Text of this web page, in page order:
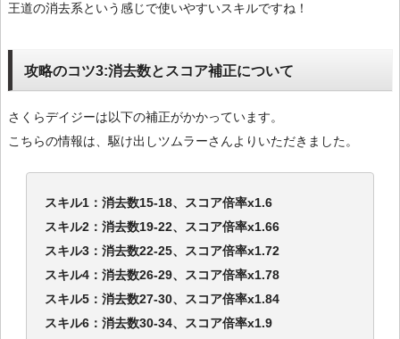
王道の消去系という感じで使いやすいスキルですね！
攻略のコツ3:消去数とスコア補正について
さくらデイジーは以下の補正がかかっています。
こちらの情報は、駆け出しツムラーさんよりいただきました。
スキル1：消去数15-18、スコア倍率x1.6
スキル2：消去数19-22、スコア倍率x1.66
スキル3：消去数22-25、スコア倍率x1.72
スキル4：消去数26-29、スコア倍率x1.78
スキル5：消去数27-30、スコア倍率x1.84
スキル6：消去数30-34、スコア倍率x1.9